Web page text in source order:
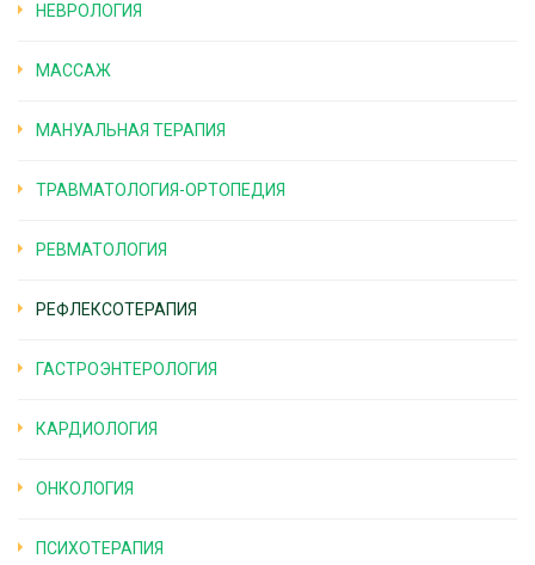
НЕВРОЛОГИЯ
МАССАЖ
МАНУАЛЬНАЯ ТЕРАПИЯ
ТРАВМАТОЛОГИЯ-ОРТОПЕДИЯ
РЕВМАТОЛОГИЯ
РЕФЛЕКСОТЕРАПИЯ
ГАСТРОЭНТЕРОЛОГИЯ
КАРДИОЛОГИЯ
ОНКОЛОГИЯ
ПСИХОТЕРАПИЯ